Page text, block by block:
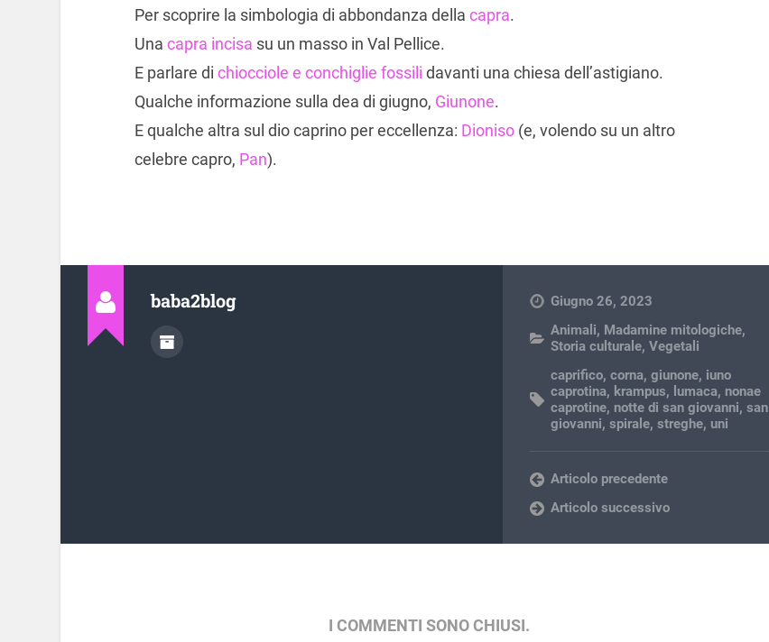
Per scoprire la simbologia di abbondanza della capra.
Una capra incisa su un masso in Val Pellice.
E parlare di chiocciole e conchiglie fossili davanti una chiesa dell’astigiano.
Qualche informazione sulla dea di giugno, Giunone.
E qualche altra sul dio caprino per eccellenza: Dioniso(e, volendo su un altro
celebre capro, Pan).
baba2blog
Giugno 26, 2023
Animali, Madamine mitologiche,
Storia culturale,Vegetali
caprifico,corna,giunone, iuno
caprotina, krampus, lumaca, nonae
caprotine, notte di san giovanni,san
giovanni,spirale,streghe, uni
Articolo precedente
Articolo successivo
I COMMENTI SONO CHIUSI.